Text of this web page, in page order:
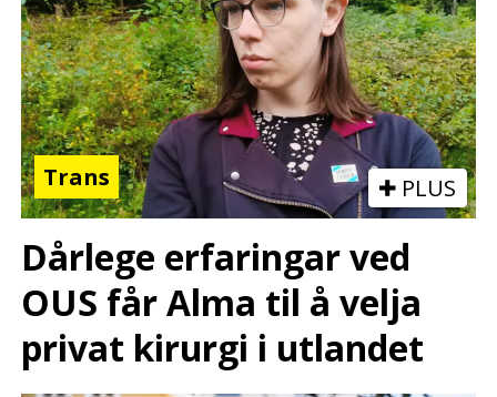
Trans PLUS
Dårlege erfaringar ved
OUS får Alma til å velja
privat kirurgi i utlandet